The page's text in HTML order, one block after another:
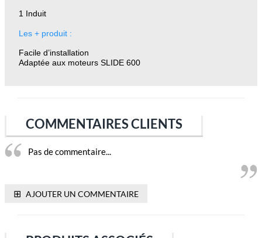
1 Induit
Les + produit :
Facile d’installation
Adaptée aux moteurs SLIDE 600
COMMENTAIRES CLIENTS
Pas de commentaire...
⊞ AJOUTER UN COMMENTAIRE